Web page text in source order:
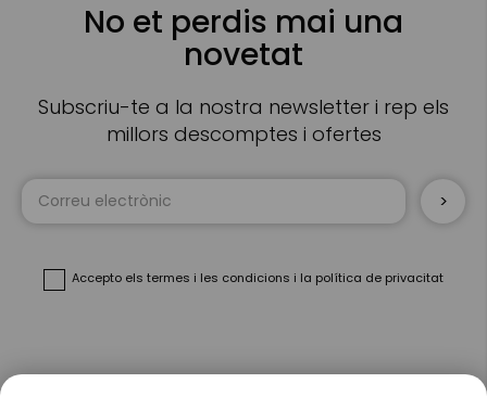
No et perdis mai una
novetat
Subscriu-te a la nostra newsletter i rep els
millors descomptes i ofertes
Accepto els termes i les condicions i la política de privacitat